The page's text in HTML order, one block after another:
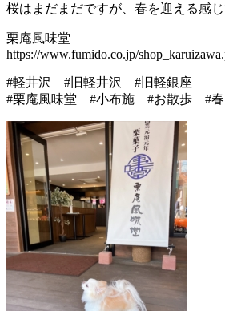
桜はまだまだですが、春を迎える感
栗庵風味堂
https://www.fumido.co.jp/
#軽井沢 #旧軽井沢 #旧軽銀座
#栗庵風味堂 #小布施 #お散歩 #春